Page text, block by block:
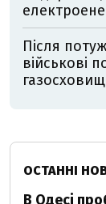
Після
військові
газосховищ
ОСТАННІ
В Одесі